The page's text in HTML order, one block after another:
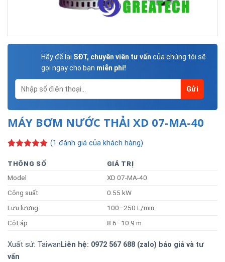
Hãy để lại SĐT, chuyên viên tư vấn của chúng tôi sẽ
gọi ngay cho bạn miễn phí!
MÁY BƠM NƯỚC THẢI XD 07-MA-40
dựa trên
(1 đánh giá của khách hàng)
THÔNG SỐ
GIÁ TRỊ
Model
XD 07-MA-40
Công suất
0.55 kW
Lưu lượng
100–250 L/min
Cột áp
8.6–10.9 m
Xuất sứ: TaiwanLiên hệ: 0972 567 688 (zalo) báo giá và tư
vấn